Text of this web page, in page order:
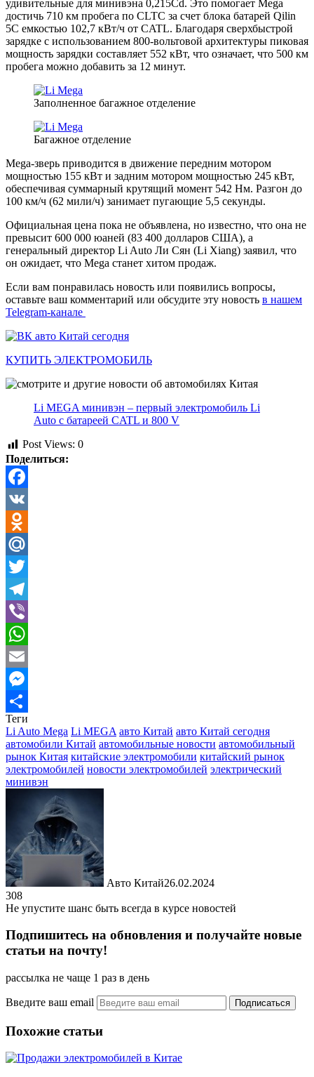
удивительные для минивэна 0,215Cd. Это помогает Mega
достичь 710 км пробега по CLTC за счет блока батарей Qilin
5C емкостью 102,7 кВт/ч от CATL. Благодаря сверхбыстрой
зарядке с использованием 800-вольтовой архитектуры пиковая
мощность зарядки составляет 552 кВт, что означает, что 500 км
пробега можно добавить за 12 минут.
Заполненное багажное отделение
Багажное отделение
Mega-зверь приводится в движение передним мотором
мощностью 155 кВт и задним мотором мощностью 245 кВт,
обеспечивая суммарный крутящий момент 542 Нм. Разгон до
100 км/ч (62 мили/ч) занимает пугающие 5,5 секунды.
Официальная цена пока не объявлена, но известно, что она не
превысит 600 000 юаней (83 400 долларов США), а
генеральный директор Li Auto Ли Сян (Li Xiang) заявил, что
он ожидает, что Mega станет хитом продаж.
Если вам понравилась новость или появились вопросы,
оставьте ваш комментарий или обсудите эту новость в нашем
Telegram-канале
КУПИТЬ ЭЛЕКТРОМОБИЛЬ
Li MEGA минивэн – первый электромобиль Li
Auto с батареей CATL и 800 V
Post Views: 0
Поделиться:
Facebook
VK
Odnoklassniki
Mail.Ru
Twitter
Telegram
Viber
WhatsApp
Email
Messenger
Отправить
Теги
Li Auto Mega Li MEGA авто Китай авто Китай сегодня
автомобили Китай автомобильные новости автомобильный
рынок Китая китайские электромобили китайский рынок
электромобилей новости электромобилей электрический
минивэн
Авто Китай26.02.2024
308
Не упустите шанс быть всегда в курсе новостей
Подпишитесь на обновления и получайте новые
статьи на почту!
рассылка не чаще 1 раз в день
Введите ваш email
Похожие статьи